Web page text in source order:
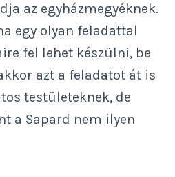
az egyházmegyéknek.
egy olyan feladattal
fel lehet készülni, be
azt a feladatot át is
testületeknek, de
a Sapard nem ilyen